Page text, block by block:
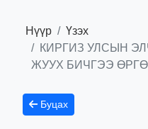
Нүүр
Үзэх
КИРГИЗ УЛСЫН
ЖУУХ БИЧГЭЭ
Буцах